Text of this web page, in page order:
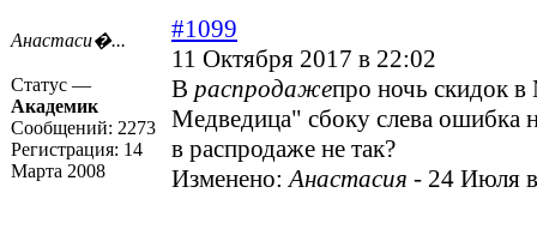
Анастаси�...
Статус —
Академик
Сообщений: 2273
Регистрация: 14
Марта 2008
#1099
11 Октября 2017 в 22:02
В распродажепро ночь скидок
Медведица" сбоку слева ошибка
в распродаже не так?
Изменено:Анастасия - 24 Июля